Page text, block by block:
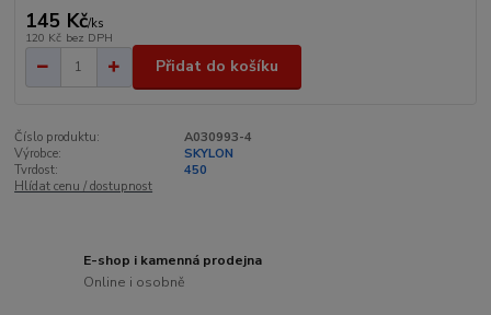
145 Kč/ks
120 Kč bez DPH
Přidat do košíku
Číslo produktu:
A030993-4
Výrobce:
SKYLON
Tvrdost:
450
Hlídat cenu / dostupnost
E-shop i kamenná prodejna
Online i osobně